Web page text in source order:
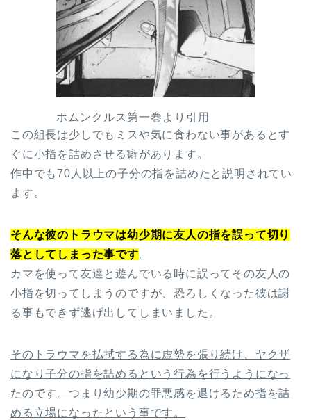
ホムンクルス第一巻より引用
この組長は少しでもミスや気に食わない事があるとす
ぐに小指を詰めさせる癖があります。
作中でも70人以上の子分の指を詰めたと説明されてい
ます。
そんな彼のトラウマは幼少期に友人の指を誤って切り
落としてしまった事です。
カマを使って友達と遊んでいる時に誤ってその友人の
小指を切ってしまうのですが、恐ろしくなった彼は謝
る事もできず逃げ出してしまいました。
そのトラウマを払拭する為に虚勢を張り続け、ヤクザ
になり子分の指を詰めるという行為を行うようになっ
たのです。つまり幼少期の罪悪感を退けるため指を詰
める立場になったという事です。